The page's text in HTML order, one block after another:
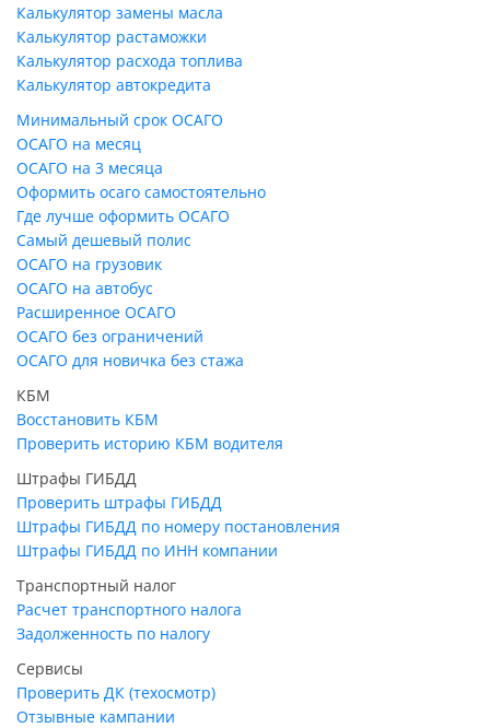
Калькулятор замены масла
Калькулятор растаможки
Калькулятор расхода топлива
Калькулятор автокредита
Минимальный срок ОСАГО
ОСАГО на месяц
ОСАГО на 3 месяца
Оформить осаго самостоятельно
Где лучше оформить ОСАГО
Самый дешевый полис
ОСАГО на грузовик
ОСАГО на автобус
Расширенное ОСАГО
ОСАГО без ограничений
ОСАГО для новичка без стажа
КБМ
Восстановить КБМ
Проверить историю КБМ водителя
Штрафы ГИБДД
Проверить штрафы ГИБДД
Штрафы ГИБДД по номеру постановления
Штрафы ГИБДД по ИНН компании
Транспортный налог
Расчет транспортного налога
Задолженность по налогу
Сервисы
Проверить ДК (техосмотр)
Отзывные кампании